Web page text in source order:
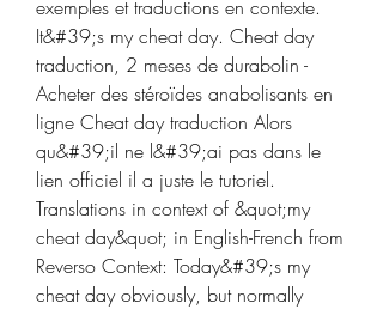
exemples et traductions en contexte.
It&#39;s my cheat day. Cheat day
traduction, 2 meses de durabolin -
Acheter des stéroïdes anabolisants en
ligne Cheat day traduction Alors
qu&#39;il ne l&#39;ai pas dans le
lien officiel il a juste le tutoriel.
Translations in context of &quot;my
cheat day&quot; in English-French from
Reverso Context: Today&#39;s my
cheat day obviously, but normally